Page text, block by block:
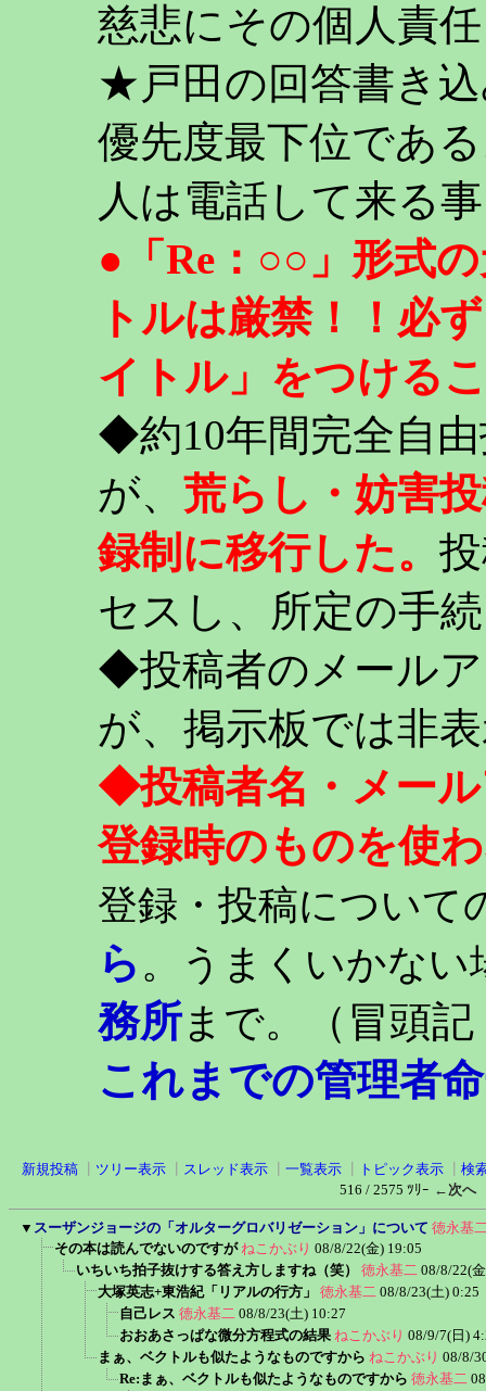
慈悲にその個人責
★戸田の回答書き
優先度最下位であ
人は電話して来る
●「Re：○○」形式
トルは厳禁！！必
イトル」をつける
◆約10年間完全自
が、 荒らし・妨害
録制に移行した。
セスし、所定の手
◆投稿者のメール
が、掲示板では非
◆投稿者名・メー
登録時のものを使
登録・投稿について
ら。うまくいかない
務所まで。 （冒
これまでの管理者
新規投稿 ツリー表示 スレッド表示 一覧表示 トピック表示
検
516 / 2575 ﾂﾘｰ ←次へ
▼ スーザンジョージの「オルターグロバリゼーション」について 徳永基
その本は読んでないのですが ねこかぶり 08/8/22(金) 19:05
いちいち拍子抜けする答え方しますね（笑）
徳永基二 08/8/22(
大塚英志+東浩紀「リアルの行方」
徳永基二 08/8/23(土) 0:25
自己レス 徳永基二 08/8/23(土) 10:27
おおあさっぱな微分方程式の結果 ねこかぶり 08/9/7(日)
まぁ、ベクトルも似たようなものですから ねこかぶり 08/8/
Re:まぁ、ベクトルも似たようなものですから 徳永基二